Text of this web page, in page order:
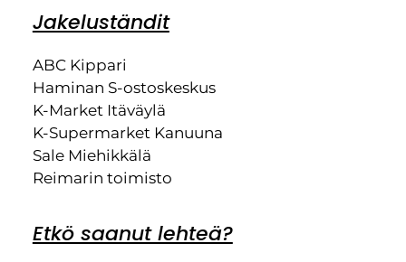
Jakeluständit
ABC Kippari
Haminan S-ostoskeskus
K-Market Itäväylä
K-Supermarket Kanuuna
Sale Miehikkälä
Reimarin toimisto
Etkö saanut lehteä?